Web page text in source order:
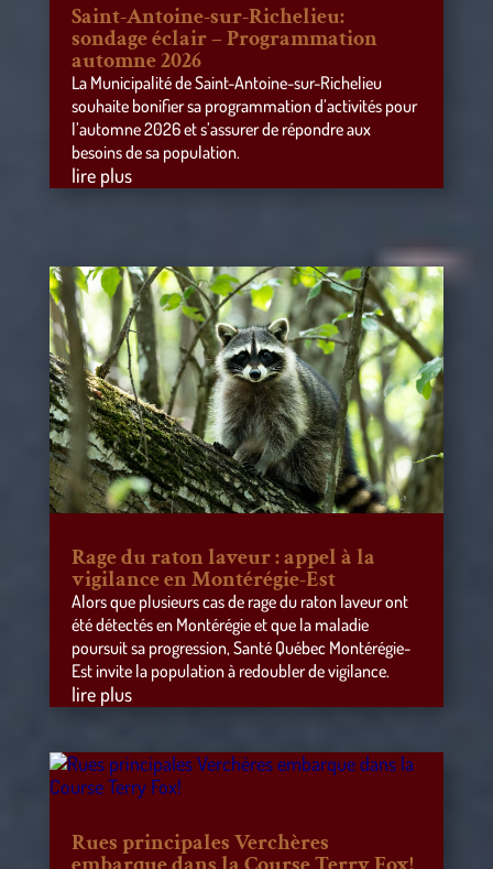
Saint-Antoine-sur-Richelieu:
sondage éclair – Programmation
automne 2026
La Municipalité de Saint-Antoine-sur-Richelieu
souhaite bonifier sa programmation d’activités pour
l’automne 2026 et s’assurer de répondre aux
besoins de sa population.
lire plus
Rage du raton laveur : appel à la
vigilance en Montérégie-Est
Alors que plusieurs cas de rage du raton laveur ont
été détectés en Montérégie et que la maladie
poursuit sa progression, Santé Québec Montérégie-
Est invite la population à redoubler de vigilance.
lire plus
Rues principales Verchères